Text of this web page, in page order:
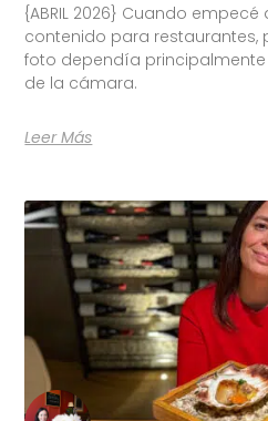
{ABRIL 2026} Cuando
contenido para restaurantes,
foto dependía principalmente
de la cámara.
Leer Más